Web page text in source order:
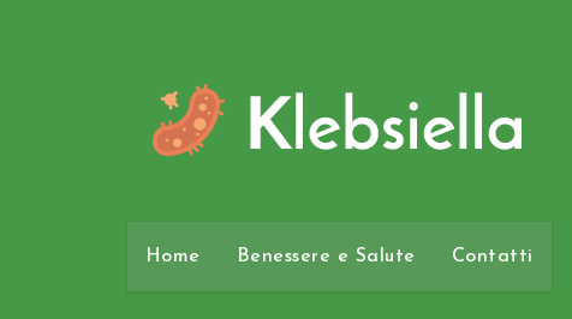
Home Benessere e Salute Contatti